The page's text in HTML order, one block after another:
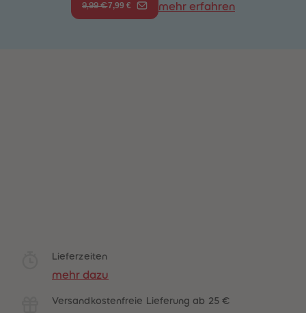
9,99 €7,99 € mehr erfahren
Lieferzeiten
mehr dazu
Versandkostenfreie Lieferung ab 25 €